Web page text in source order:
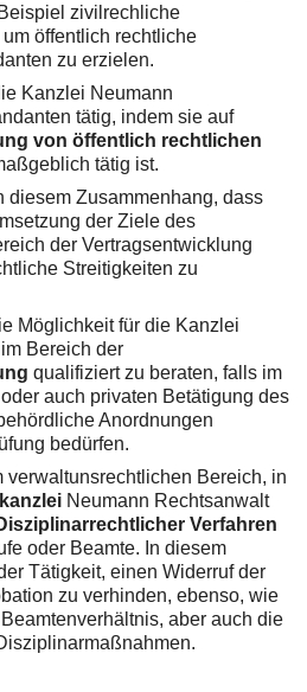
zivilrechliche
öffentlich rechtliche
zu erzielen.
Kanzlei Neumann
tätig, indem sie auf
von öffentlich rechtlichen
tätig ist.
diesem Zusammenhang, dass
der Ziele des
der Vertragsentwicklung
Streitigkeiten zu
Möglichkeit für die Kanzlei
Bereich der
qualifiziert zu beraten, falls im
auch privaten Betätigung des
Anordnungen
bedürfen.
Bereich, in
Neumann Rechtsanwalt
Verfahren
oder Beamte. In diesem
Tätigkeit, einen Widerruf der
zu verhinden, ebenso, wie
aber auch die